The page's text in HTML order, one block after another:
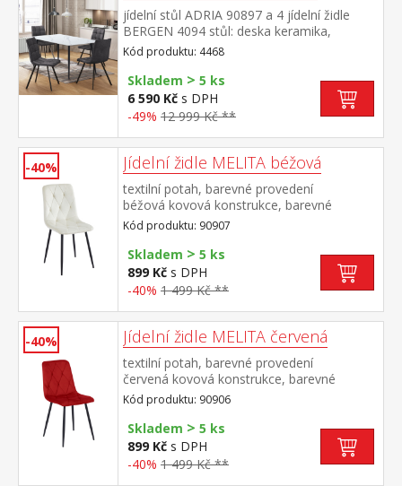
jídelní stůl ADRIA 90897 a 4 jídelní židle
BERGEN 4094 stůl: deska keramika,
barevné provedení imitace
mramoru kovová konstrukce, barevné
provedení černá židle: potah broušená kůže
– imitace mikrovlákno, barevné provedení
antracitová kovová konstrukce, barevné
cm rozměr stolu (š/h/v) 140 × 70 × 75
cm rozměr židle (š/h/v) 45 × 53 × 88 cm
Kód produktu: 4468
Skladem > 5 ks
6 590 Kč s DPH
-49% 12 999 Kč **
-40% Jídelní židle MELITA béžová
textilní potah, barevné provedení
béžová kovová konstrukce, barevné
provedení černá výška sedu 50
cm doporučená nosnost do 120 kg
Kód produktu: 90907
Skladem > 5 ks
899 Kč s DPH
-40% 1 499 Kč **
-40% Jídelní židle MELITA červená
textilní potah, barevné provedení
červená kovová konstrukce, barevné
provedení černá výška sedu 50
cm doporučená nosnost do 120 kg
Kód produktu: 90906
Skladem > 5 ks
899 Kč s DPH
-40% 1 499 Kč **